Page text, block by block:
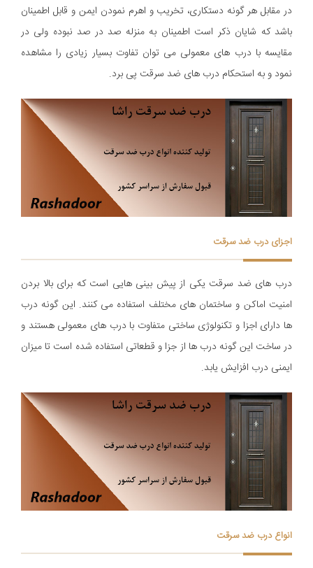
در مقابل هر گونه دستکاری، تخریب و اهرم نمودن ایمن و قابل اطمینان
باشد که شایان ذکر است اطمینان به منزله صد در صد نبوده ولی در
مقایسه با درب های معمولی می توان تفاوت بسیار زیادی را مشاهده
نمود و به استحکام درب های ضد سرقت پی برد.
اجزای درب ضد سرقت
درب های ضد سرقت یکی از پیش بینی هایی است که برای بالا بردن
امنیت اماکن و ساختمان های مختلف استفاده می کنند. این گونه درب
ها دارای اجزا و تکنولوژی ساختی متفاوت با درب های معمولی هستند و
در ساخت این گونه درب ها از جزا و قطعاتی استفاده شده است تا میزان
ایمنی درب افزایش یابد.
انواع درب ضد سرقت